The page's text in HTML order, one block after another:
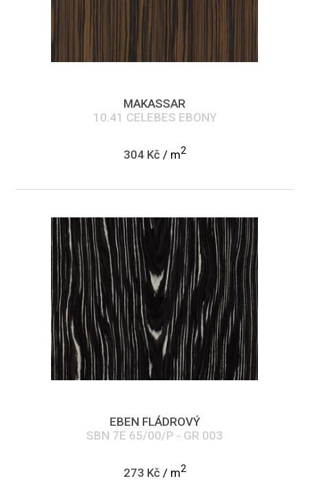
MAKASSAR
10.41 CELEBES EBONY
304 Kč/ m2
EBEN FLÁDROVÝ
SBN 7E 65/00/P - GR 003
273 Kč/ m2